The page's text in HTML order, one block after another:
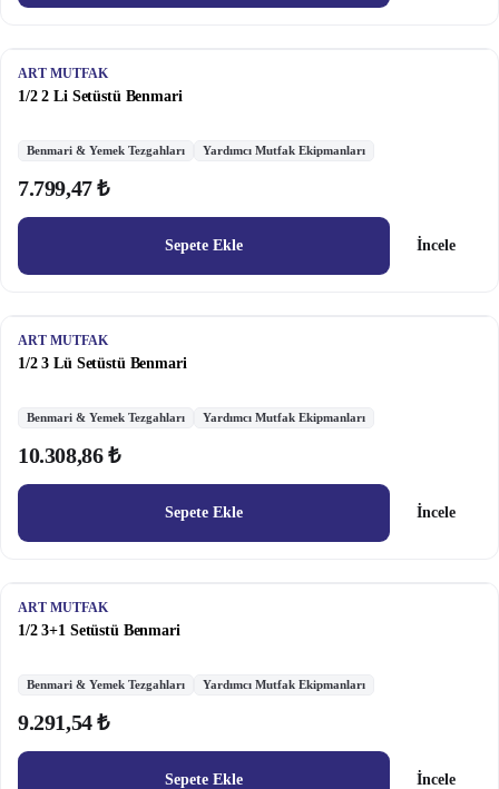
ART MUTFAK
1/2 2 Li Setüstü Benmari
Benmari & Yemek Tezgahları Yardımcı Mutfak Ekipmanları
7.799,47 ₺
Sepete Ekle İncele
ART MUTFAK
1/2 3 Lü Setüstü Benmari
Benmari & Yemek Tezgahları Yardımcı Mutfak Ekipmanları
10.308,86 ₺
Sepete Ekle İncele
ART MUTFAK
1/2 3+1 Setüstü Benmari
Benmari & Yemek Tezgahları Yardımcı Mutfak Ekipmanları
9.291,54 ₺
Sepete Ekle İncele